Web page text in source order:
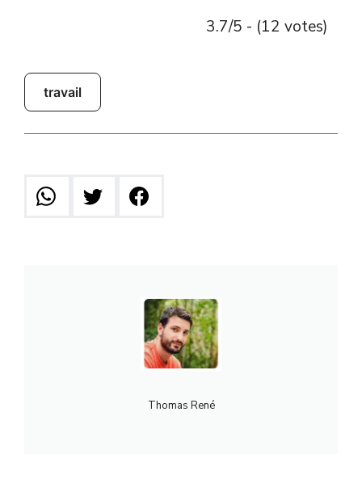
3.7/5 - (12 votes)
travail
Thomas René